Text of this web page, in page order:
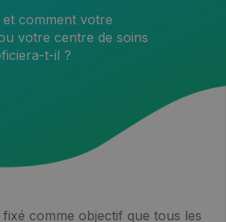
comment votre
votre centre de soins
t-il ?
comme objectif que tous les